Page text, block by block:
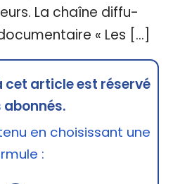
La chaîne diffu-
« Les […]
cet article est réservé
abonnés.
en choisissant une
: